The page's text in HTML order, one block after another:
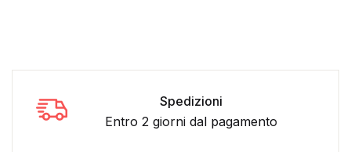
Spedizioni
Entro 2 giorni dal pagamento